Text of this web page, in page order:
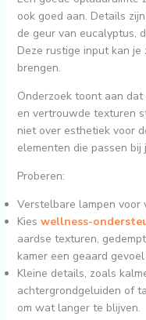
ook goed aan. Details
de geur van eucalyptus,
Deze rustige input kan
brengen.
Onderzoek toont aan
en vertrouwde texturen
niet over esthetiek voor
elementen die passen
Proberen:
Verstelbare lampen voor
Kies wellness-
aardse texturen,
kamer een geaard
Kleine details, zoals
achtergrondgeluiden of
om wat langer te blijven.